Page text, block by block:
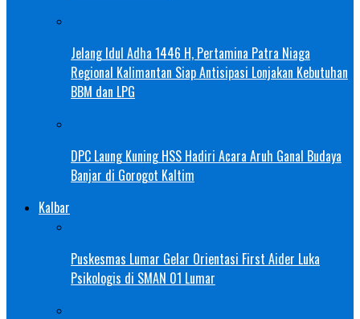
Jelang Idul Adha 1446 H, Pertamina Patra Niaga
Regional Kalimantan Siap Antisipasi Lonjakan Kebutuhan
BBM dan LPG
DPC Laung Kuning HSS Hadiri Acara Aruh Ganal Budaya
Banjar di Gorogot Kaltim
Kalbar
Puskesmas Lumar Gelar Orientasi First Aider Luka
Psikologis di SMAN 01 Lumar